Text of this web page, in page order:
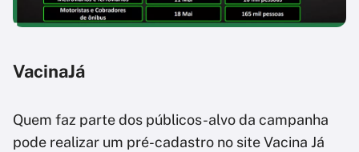
VacinaJá
Quem faz parte dos públicos-alvo da campanha
pode realizar um pré-cadastro no site Vacina Já